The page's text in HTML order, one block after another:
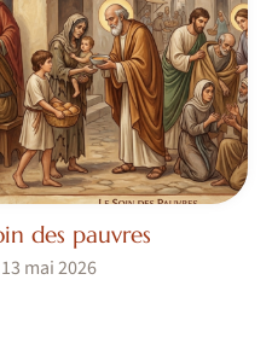
des pauvres
13 mai 2026